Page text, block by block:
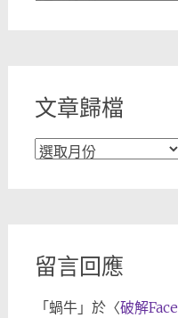
文章歸檔
文
留言回應
「 蝸牛」於〈破解